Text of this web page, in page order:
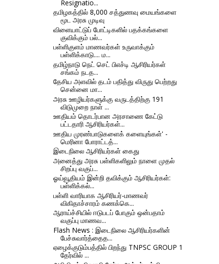
Resignatio...
தமிழகத்தில் 8,000 சத்துணவு மையங்களை
மூட அரசு முடிவு
விளையாட்டுப் போட்டிகளில் பதக்கங்களை
குவிக்கும் பல்...
பள்ளிகுளம் மாணவர்கள் உருவாக்கும்
பள்ளிக்காடு.... ம...
தமிழ்நாடு நெட் செட் பிஎச்டி ஆசிரியர்கள்
சங்கம் நடத...
தேசிய அளவில் தடம் பதித்து விருது பெற்றது
சென்னை மா...
அரசு ஊழியர்களுக்கு வருடத்திற்கு 191
விடுமுறை நாள் ...
ஊதியம் தொடர்பான அரசாணை கேட்டு
பட்டதாரி ஆசிரியர்கள்...
ஊதிய முரண்பாடுகளைக் களையுங்கள்' -
மெரினா போராட்டத்...
இடைநிலை ஆசிரியர்கள் கைது
அனைத்து அரசு பள்ளிகளிலும் நாளை முதல்
சிறப்பு வகுப்...
ஓய்வூதியம் இன்றி தவிக்கும் ஆசிரியர்கள்:
பள்ளிக்கல்...
பள்ளி வாரியாக ஆசிரியர்-மாணவர்
விகிதாச்சாரம் கணக்கெ...
ஆராய்ச்சியில் ஈடுபடப் போகும் ஒன்பதாம்
வகுப்பு மாணவ...
Flash News : இடைநிலை ஆசிரியர்களின்
பேச்சுவார்த்தைத...
ஏழைக்குடும்பத்தில் பிறந்து TNPSC GROUP 1
தேர்வில் ...